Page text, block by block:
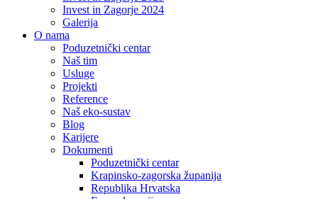
Invest in Zagorje 2024
Galerija
O nama
Poduzetnički centar
Naš tim
Usluge
Projekti
Reference
Naš eko-sustav
Blog
Karijere
Dokumenti
Poduzetnički centar
Krapinsko-zagorska županija
Republika Hrvatska